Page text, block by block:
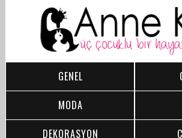
GENEL
MODA
DEKORASYON